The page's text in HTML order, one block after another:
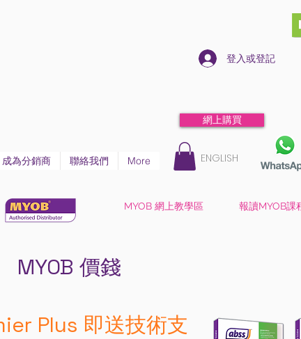
登入或登記
成為分銷商 聯絡我們 More
網上購買
MYOB 網上教學區 報讀MYOB課
ENGLISH
MYOB 價錢
Plus 即送技術支